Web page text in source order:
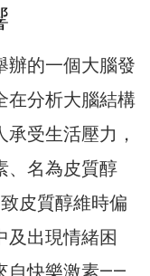
辦的一個大腦發
在分析大腦結構
受生活壓力，
、名為皮質醇
皮質醇維時偏
及出現情緒困
自快樂激素——